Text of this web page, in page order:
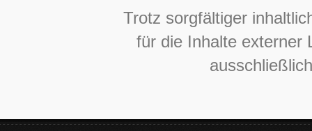
Trotz sorgfältiger
für die Inhalte externer